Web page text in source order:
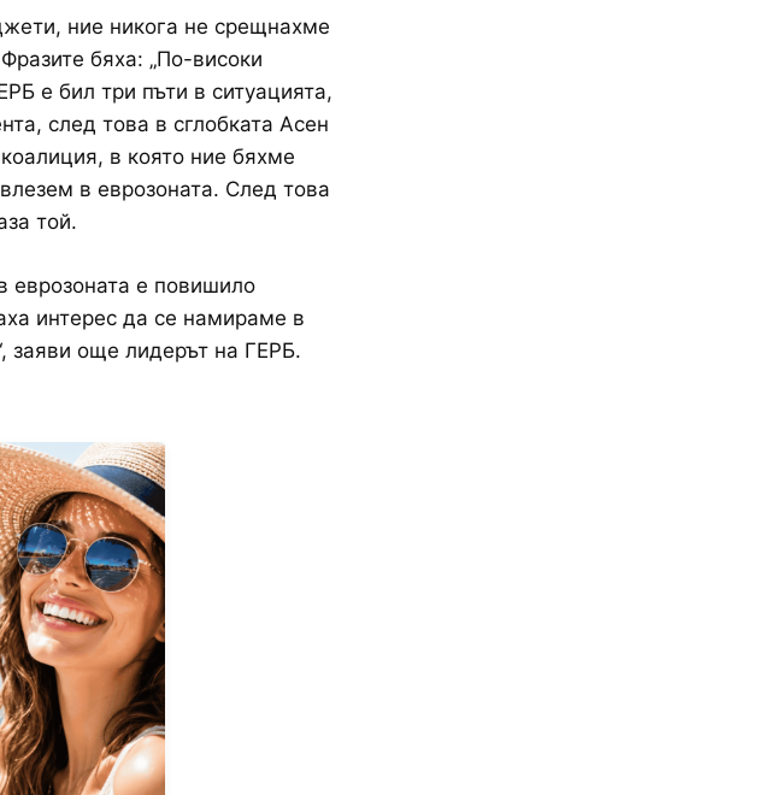
ние никога не срещнахме
бяха: „По-високи
е бил три пъти в ситуацията,
след това в сглобката Асен
в която ние бяхме
в еврозоната. След това
той.
еврозоната е повишило
интерес да се намираме в
заяви още лидерът на ГЕРБ.